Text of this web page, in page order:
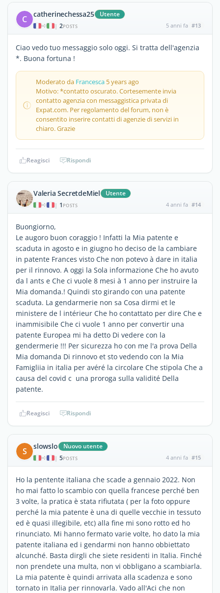
C catherinechessa25 Utente
| 2POSTS 5 anni fa #13
Ciao vedo tuo messaggio solo oggi. Si tratta dell'agenzia
*. Buona fortuna !
Moderato da Francesca 5 years ago
Motivo: *contatto oscurato. Cortesemente invia
contatto agenzia con messaggistica privata di
Expat.com. Per regolamento del forum, non è
consentito inserire contatti di agenzie di servizi in
chiaro. Grazie
Reagisci Rispondi
Valeria SecretdeMiel Utente
| 1 POSTS 4 anni fa #14
Buongiorno,
Le augoro buon coraggio ! Infatti la Mia patente e
scaduta in agosto e in giugno ho deciso de la cambiare
in patente Frances visto Che non potevo à dare in italia
per il rinnovo. A oggi la Sola informazione Che ho avuto
da l ants e Che ci vuole 8 mesi à 1 anno per instruire la
Mia domanda.! Quindi sto girando con una patente
scaduta. La gendarmerie non sa Cosa dirmi et le
ministere de l intérieur Che ho contattato per dire Che e
inammisibile Che ci vuole 1 anno per convertir una
patente Europea mi ha detto Di vedere con la
gendermerie !!! Per sicurezza ho con me l'a prova Della
Mia domanda Di rinnovo et sto vedendo con la Mia
Famigliia in italia per avéré la circolare Che stipola Che a
causa del covid c una proroga sulla validité Della
patente.
Reagisci Rispondi
S slowslo Nuovo utente
| 5POSTS 4 anni fa #15
Ho la pentente italiana che scade a gennaio 2022. Non
ho mai fatto lo scambio con quella francese perché ben
3 volte, la pratica è stata rifiutata ( per la foto oppure
perché la mia patente è una di quelle vecchie in tessuto
ed è quasi illegibile, etc) alla fine mi sono rotto ed ho
rinunciato. Mi hanno fermato varie volte, ho dato la mia
patente italiana ed i gendarmi non hanno obbiettato
alcunché. Basta dirgli che siete residenti in Italia. Finché
non prendete una multa, non vi obbligano a scambiarla.
La mia patente è quindi arrivata alla scadenza e sono
tornato in Italia per rinnovarla. Vado all'Aci che non